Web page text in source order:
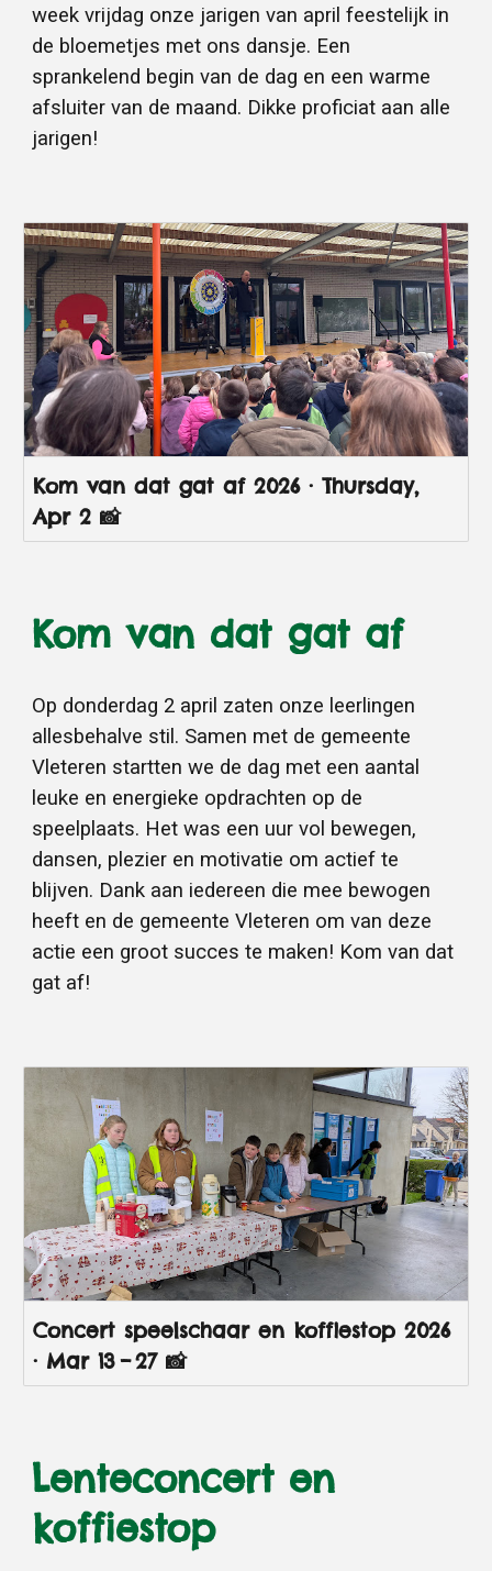
week vrijdag onze jarigen van april feestelijk in
de bloemetjes met ons dansje. Een
sprankelend begin van de dag en een warme
afsluiter van de maand. Dikke proficiat aan alle
jarigen!
Kom van dat gat af 2026 · Thursday,
Apr 2 📸
Kom van dat gat af
Op donderdag 2 april zaten onze leerlingen
allesbehalve stil. Samen met de gemeente
Vleteren startten we de dag met een aantal
leuke en energieke opdrachten op de
speelplaats. Het was een uur vol bewegen,
dansen, plezier en motivatie om actief te
blijven. Dank aan iedereen die mee bewogen
heeft en de gemeente Vleteren om van deze
actie een groot succes te maken! Kom van dat
gat af!
Concert speelschaar en koffiestop 2026
· Mar 13 – 27 📸
Lenteconcert en
koffiestop